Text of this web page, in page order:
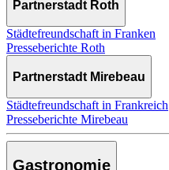
Partnerstadt Roth
Städtefreundschaft in Franken
Presseberichte Roth
Partnerstadt Mirebeau
Städtefreundschaft in Frankreich
Presseberichte Mirebeau
Gastronomie